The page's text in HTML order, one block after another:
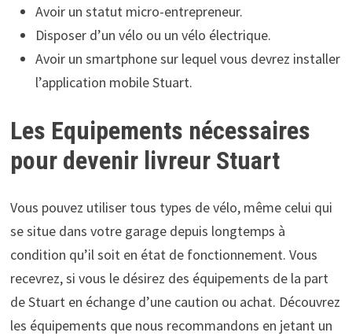
Avoir un statut micro-entrepreneur.
Disposer d’un vélo ou un vélo électrique.
Avoir un smartphone sur lequel vous devrez installer
l’application mobile Stuart.
Les Equipements nécessaires
pour devenir livreur Stuart
Vous pouvez utiliser tous types de vélo, même celui qui
se situe dans votre garage depuis longtemps à
condition qu’il soit en état de fonctionnement. Vous
recevrez, si vous le désirez des équipements de la part
de Stuart en échange d’une caution ou achat. Découvrez
les équipements que nous recommandons en jetant un